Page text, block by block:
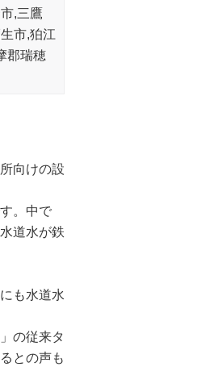
,三鷹
市,狛江
郡瑞穂
向けの設
。中で
道水が鉄
も水道水
の従来タ
との声も